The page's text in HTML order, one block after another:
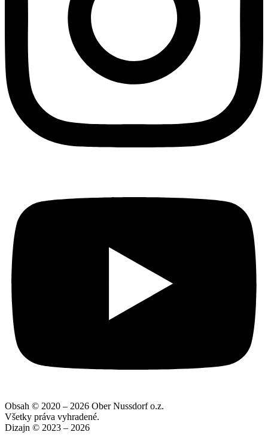
Obsah © 2020 – 2026 Ober Nussdorf o.z.
Všetky práva vyhradené.
Dizajn © 2023 – 2026